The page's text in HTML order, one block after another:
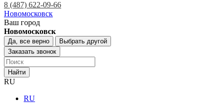
8 (487) 622-09-66
Новомосковск
Ваш город
Новомосковск
Да, все верно
Выбрать другой
Заказать звонок
Найти
RU
RU